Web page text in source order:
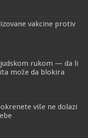
vakcine protiv
rukom — da li
može da blokira
više ne dolazi